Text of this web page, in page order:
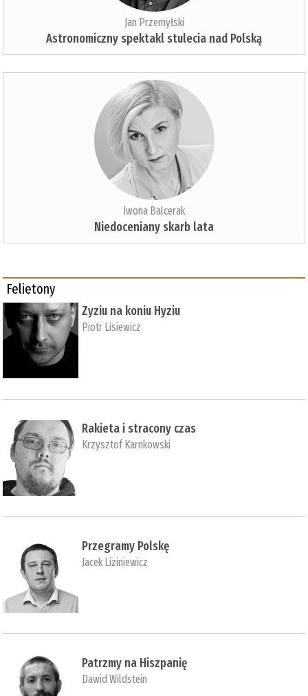
Jan Przemyłski
Astronomiczny spektakl stulecia nad Polską
Iwona Balcerak
Niedoceniany skarb lata
Felietony
Zyziu na koniu Hyziu
Piotr Lisiewicz
Rakieta i stracony czas
Krzysztof Karnkowski
Przegramy Polskę
Jacek Liziniewicz
Patrzmy na Hiszpanię
Dawid Wildstein